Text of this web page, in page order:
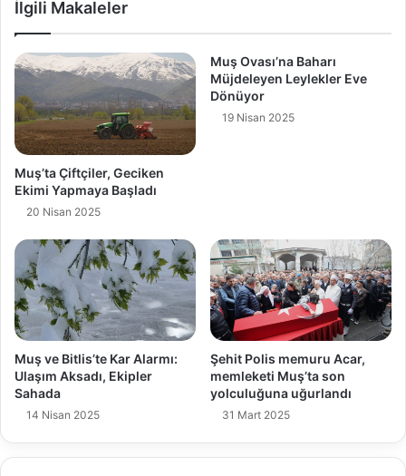
İlgili Makaleler
Muş’ta Çiftçiler, Geciken
Ekimi Yapmaya Başladı
20 Nisan 2025
Muş Ovası’na Baharı
Müjdeleyen Leylekler Eve
Dönüyor
19 Nisan 2025
Muş ve Bitlis’te Kar Alarmı:
Ulaşım Aksadı, Ekipler
Sahada
14 Nisan 2025
Şehit Polis memuru Acar,
memleketi Muş’ta son
yolculuğuna uğurlandı
31 Mart 2025